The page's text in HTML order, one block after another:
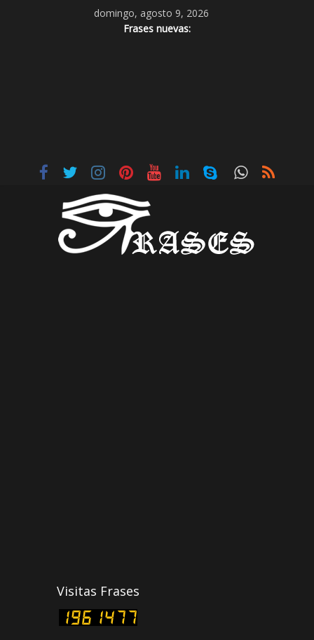
domingo, agosto 9, 2026
Frases nuevas:
Visitas Frases